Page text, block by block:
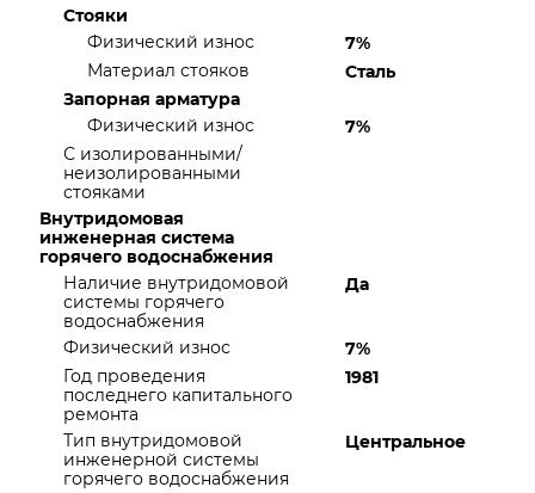
Стояки
Физический износ
7%
Материал стояков
Сталь
Запорная арматура
Физический износ
7%
С изолированными/
неизолированными
стояками
Внутридомовая
инженерная система
горячего водоснабжения
Наличие внутридомовой
системы горячего
водоснабжения
Да
Физический износ
7%
Год проведения
последнего капитального
ремонта
1981
Тип внутридомовой
инженерной системы
горячего водоснабжения
Центральное